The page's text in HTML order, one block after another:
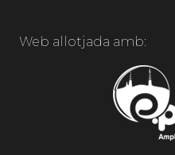
Web allotjada amb: